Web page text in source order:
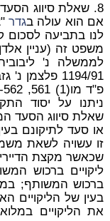
8. שאלת סיווג
אם הוא עולה בגדר
לנו בתביעה לסכום
1194/91
פ"ד מו(1) 561, 563-562 (1992); שני
ניתנו על יסוד
שאלת סיווג הסעד
או סעד לתיקונם
זו עשויה לשאת
שכאשר מקצת
ליקויים ברכוש
ברכוש המשותף;
בעין של הליקויים
את הליקויים